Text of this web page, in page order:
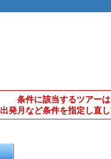
条件に該当するツアーは
出発月など条件を指定し直